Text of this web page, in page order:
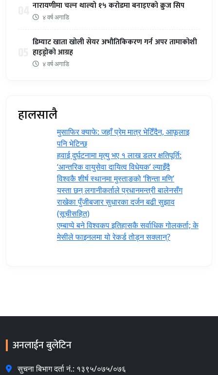
नारायणीमा चल्न थाल्यो १५ करोडमा बनाइएको क्रुज सिप
४ वर्ष अगाडि
डिम्याट खाता खोली सेयर अभौतिकिकरण गर्न अपर तामाकोशी
हाइड्रोको आग्रह
४ वर्ष अगाडि
हालसालै
मुसाफिर क्याफे: जहाँ प्रेम मात्र भेटिँदैन, आफूलाइ
पनि भेटिन्छ
हवाई दुर्घटनामा मृत्यु भए १ लाख डलर क्षतिपूर्ति:
‘आन्तरिक वायुसेवा दायित्व विधेयक’ ल्याइँदै
विश्वकै शीर्ष स्थानमा मुस्ताङको ‘शिन्ता मणि’
यस्ता छन् लगानीकर्ताले प्रधानमन्त्री ‍बालेनसँग
राखेका पुँजीबजार सुधारका दर्जन बढी सुझाव
(सूचीसहित)
एम्बाप्पे बने विश्वकप इतिहासकै सर्वाधिक गोलकर्ता; के
मेसीले फाइनलमा यो रेकर्ड तोड्न सक्लान्?
अनलाईन बुलेटिन
सुचना बिभाग दर्ता नं.: १३९५/०७५/०७६